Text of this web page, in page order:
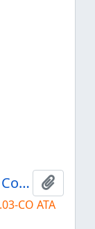
Ata da 250ª sessão ordinária do Conselho Universitário da Unesp de 13/12/2018
Add to
CO ATA